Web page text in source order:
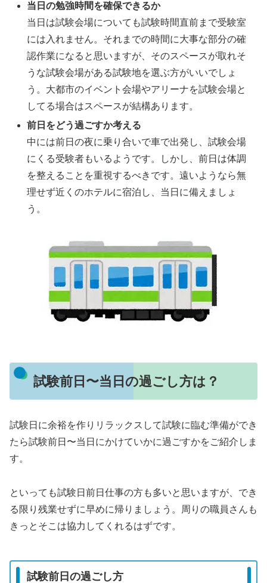
当日の勉強時間を確保できるか
当日は試験会場についても試験時間直前まで受験室
には入れません。それまでの時間に大事な部分の確
認作業になると思いますが、そのスペースが取れそ
うな試験会場がある試験地を選ぶ方がいいでしょ
う。大都市のイベント会場やアリーナを試験会場と
してる場合はスペースが結構あります。
前日をどう過ごすか考える
中には前日の夜に乗り合いで車で出発し、試験会場
にくる受験者もいるようです。しかし、前日は体調
を整えることを重視するべきです。遠いようなら無
理せず近くのホテルに宿泊し、当日に備えましょ
う。
試験前日〜当日の過ごし方は？
試験日に余裕を作りリラックスして試験に臨む準備ができ
たら試験前日〜当日にかけていかに過ごすかをご紹介しま
す。
といっても試験日前日仕事の方も多いと思いますが、でき
る限り残業せずに早めに帰りましょう。周りの職員さんも
きっとそこは協力してくれるはずです。
試験前日の過ごし方